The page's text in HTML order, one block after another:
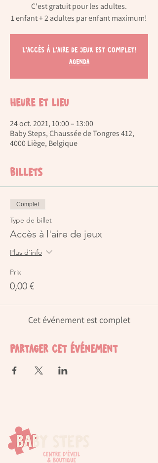
C'est gratuit pour les adultes.
L'accès à l'aire de jeux est complet!
Agenda
Heure et lieu
24 oct. 2021, 10:00 – 13:00
Baby Steps, Chaussée de Tongres 412,
4000 Liège, Belgique
Billets
Complet
Type de billet
Accès à l'aire de jeux
Plus d'info
Prix
0,00 €
Cet événement est complet
Partager cet événement